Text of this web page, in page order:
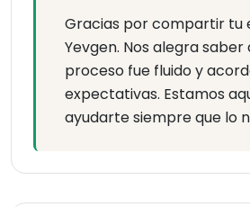
Gracias por compartir tu
Yevgen. Nos alegra saber
proceso fue fluido y
expectativas. Estamos
ayudarte siempre que lo